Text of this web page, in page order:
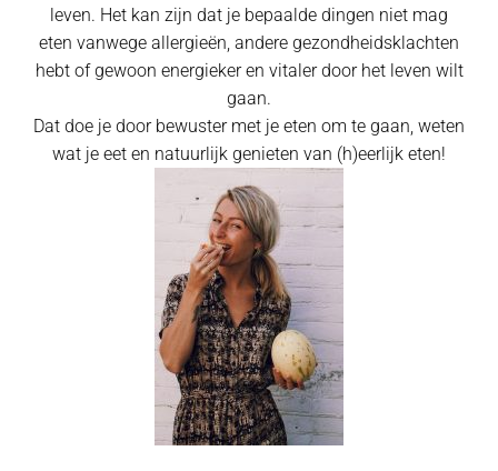
leven. Het kan zijn dat je bepaalde dingen niet mag
eten vanwege allergieën, andere gezondheidsklachten
hebt of gewoon energieker en vitaler door het leven wilt
gaan.
Dat doe je door bewuster met je eten om te gaan, weten
wat je eet en natuurlijk genieten van (h)eerlijk eten!